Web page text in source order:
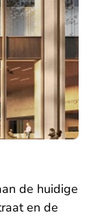
de huidige
en de